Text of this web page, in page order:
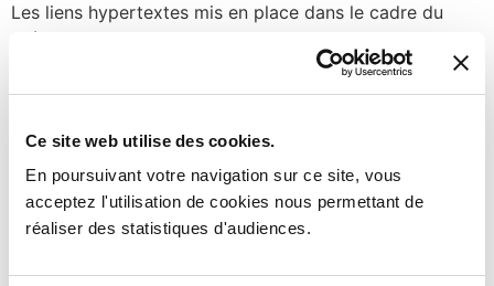
Ce site web utilise des cookies.
En poursuivant votre navigation sur ce site, vous
acceptez l'utilisation de cookies nous permettant de
réaliser des statistiques d'audiences.
Les liens hypertextes mis en place dans le cadre du
présent site Internet en direction d’autres ressources
présentes sur le réseau Internet ne sont proposés que
pour des raisons de commodité et ni leur contenu ou les
jour qui leur sont apportés ne sauraient engager la
responsabilité APAF.
Exonération de la responsabilité technique